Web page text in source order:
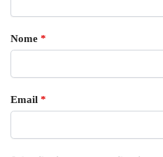
Nome *
Email *